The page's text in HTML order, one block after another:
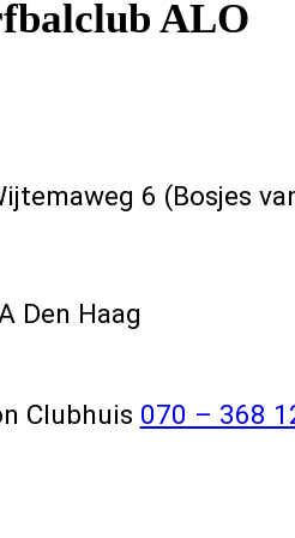
ALO
6 (Bosjes
Den Haag
Clubhuis 070 – 368